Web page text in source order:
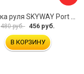
480 руб. 456 руб.
В КОРЗИНУ